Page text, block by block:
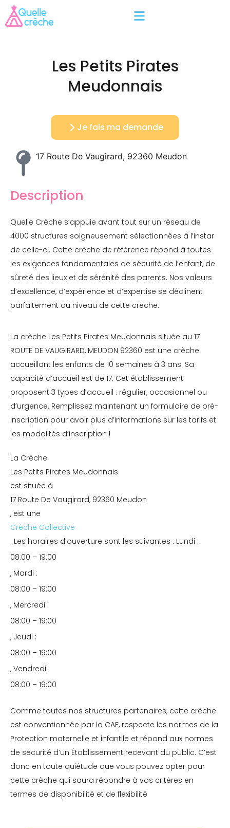
Les Petits Pirates
Meudonnais
Je fais ma demande
17 Route De Vaugirard, 92360 Meudon
Description
Quelle Crèche s’appuie avant tout sur un réseau de
4000 structures soigneusement sélectionnées à l’instar
de celle-ci. Cette crèche de référence répond à toutes
les exigences fondamentales de sécurité de l’enfant, de
sûreté des lieux et de sérénité des parents. Nos valeurs
d’excellence, d’expérience et d’expertise se déclinent
parfaitement au niveau de cette crèche.
La crèche Les Petits Pirates Meudonnais située au 17
ROUTE DE VAUGIRARD, MEUDON 92360 est une crèche
accueillant les enfants de 10 semaines à 3 ans. Sa
capacité d’accueil est de 17. Cet établissement
proposent 3 types d’accueil : régulier, occasionnel ou
d’urgence. Remplissez maintenant un formulaire de pré-
inscription pour avoir plus d’informations sur les tarifs et
les modalités d’inscription !
La Crèche
Les Petits Pirates Meudonnais
est située à
17 Route De Vaugirard, 92360 Meudon
, est une
Crèche Collective
. Les horaires d’ouverture sont les suivantes : Lundi :
08:00 – 19:00
, Mardi :
08:00 – 19:00
, Mercredi :
08:00 – 19:00
, Jeudi :
08:00 – 19:00
, Vendredi :
08:00 – 19:00
Comme toutes nos structures partenaires, cette crèche
est conventionnée par la CAF, respecte les normes de la
Protection maternelle et infantile et répond aux normes
de sécurité d’un Établissement recevant du public. C’est
donc en toute quiétude que vous pouvez opter pour
cette crèche qui saura répondre à vos critères en
termes de disponibilité et de flexibilité